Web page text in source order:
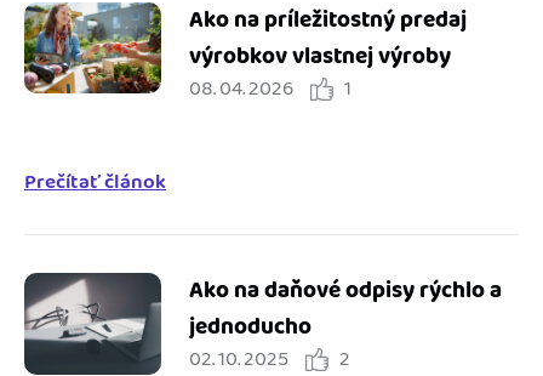
Ako na príležitostný predaj
výrobkov vlastnej výroby
08. 04. 2026 1
Prečítať článok
Ako na daňové odpisy rýchlo a
jednoducho
02. 10. 2025 2